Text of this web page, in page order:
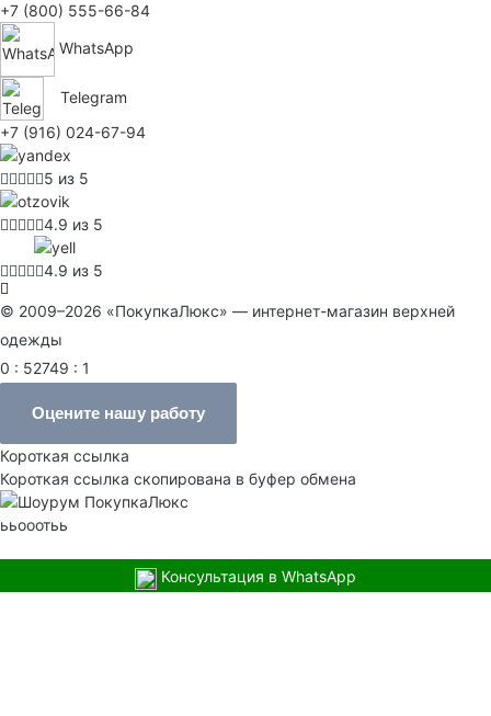
+7 (800) 555-66-84
WhatsApp
Telegram
+7 (916) 024-67-94
5 из 5
4.9 из 5
4.9 из 5
© 2009–2026 «ПокупкаЛюкс» — интернет-магазин верхней
одежды
0 : 52749 : 1
Оцените нашу работу
Короткая ссылка
Короткая ссылка скопирована в буфер обмена
ььооотьь
Консультация в WhatsApp